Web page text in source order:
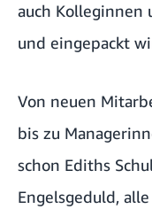
auch Kolleginnen
und eingepackt
Von neuen
bis zu
schon Ediths
Engelsgeduld,